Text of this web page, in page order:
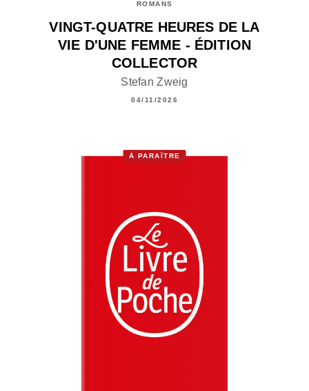
ROMANS
VINGT-QUATRE HEURES DE LA
VIE D'UNE FEMME - ÉDITION
COLLECTOR
Stefan Zweig
04/11/2026
À PARAÎTRE